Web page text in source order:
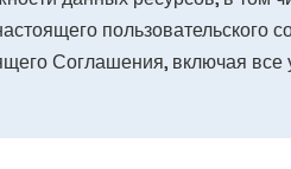
Соглашения, включая